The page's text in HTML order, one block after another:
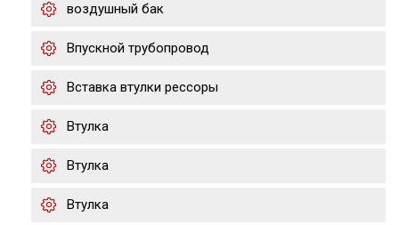
воздушный бак
Впускной трубопровод
Вставка втулки рессоры
Втулка
Втулка
Втулка